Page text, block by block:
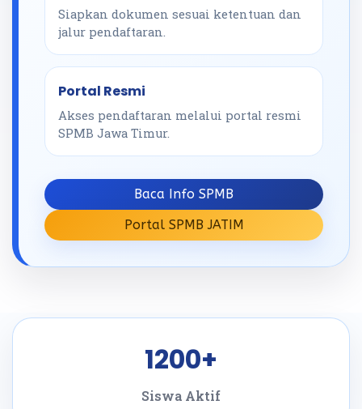
Siapkan dokumen sesuai ketentuan dan
jalur pendaftaran.
Portal Resmi
Akses pendaftaran melalui portal resmi
SPMB Jawa Timur.
Baca Info SPMB
Portal SPMB JATIM
1200+
Siswa Aktif